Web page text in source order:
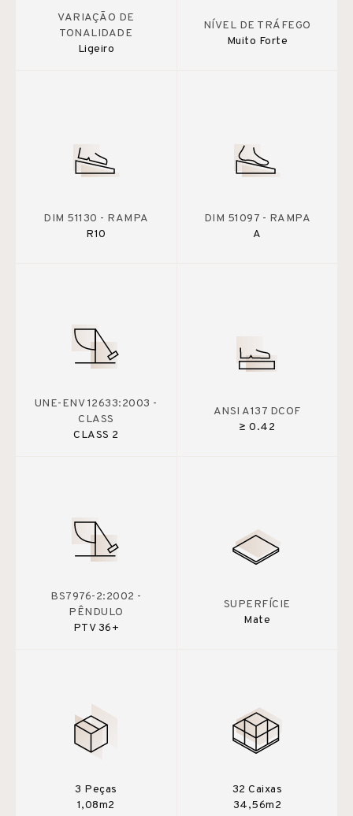
VARIAÇÃO DE
TONALIDADE
Ligeiro
NÍVEL DE TRÁFEGO
Muito Forte
DIM 51130 - RAMPA
R10
DIM 51097 - RAMPA
A
UNE-ENV 12633:2003 -
CLASS
CLASS 2
ANSI A137 DCOF
≥ 0.42
BS7976-2:2002 -
PÊNDULO
PTV 36+
SUPERFÍCIE
Mate
3 Peças
1,08m2
32 Caixas
34,56m2